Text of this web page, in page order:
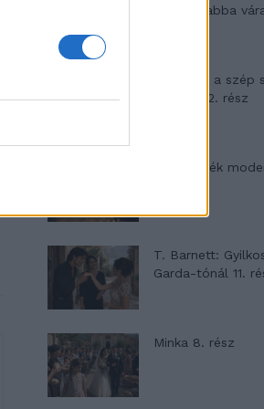
hagyták abba
Panna és a szép
mítosza 2. rész
Az ereklyék
T. Barnett:
Garda-tónál 11.
Minka 8. rész